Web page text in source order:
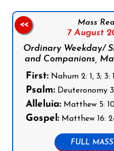
Mass
7 August
Ordinary Weekday/
and Companions,
First: Nahum 2: 1, 3; 3:
Psalm: Deuteronomy
Alleluia: Matthew 5:
Gospel: Matthew 16:
FULL
<<